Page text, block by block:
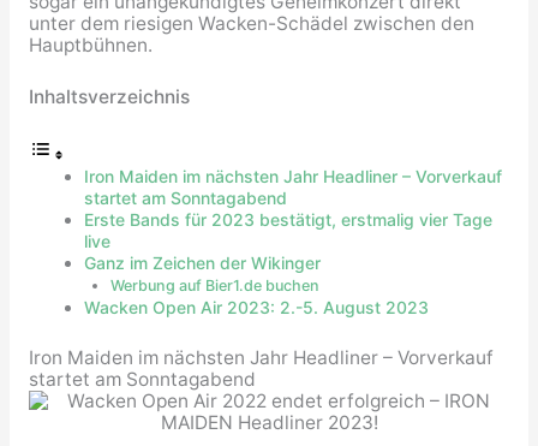
unter dem riesigen Wacken-Schädel zwischen den
Hauptbühnen.
Inhaltsverzeichnis
Iron Maiden im nächsten Jahr Headliner – Vorverkauf
startet am Sonntagabend
Erste Bands für 2023 bestätigt, erstmalig vier Tage
live
Ganz im Zeichen der Wikinger
Werbung auf Bier1.de buchen
Wacken Open Air 2023: 2.-5. August 2023
Iron Maiden im nächsten Jahr Headliner – Vorverkauf
startet am Sonntagabend